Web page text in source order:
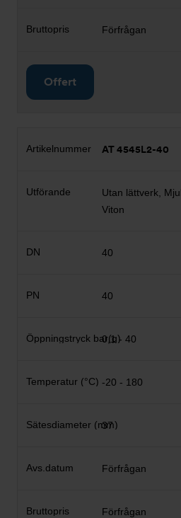
Förfrågan
Offert
AT 4545L2-40
Utan lättverk,
Viton
40
40
0,1 - 40
-20 - 180
37
Förfrågan
Förfrågan